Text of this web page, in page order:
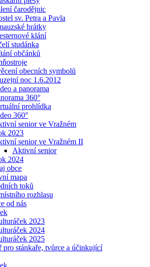
čarodějnic
sv. Petra a Pavla
hrátky
klání
studánka
občánků
obecních symbolů
noc 1.6.2012
a panorama
360°
prohlídka
360°
senior ve Vražném
2023
senior ve Vražném II
Aktivní senior
2024
obce
mapa
toků
rozhlasu
od nás
2023
2024
2025
pro stánkaře, tvůrce a účinkující